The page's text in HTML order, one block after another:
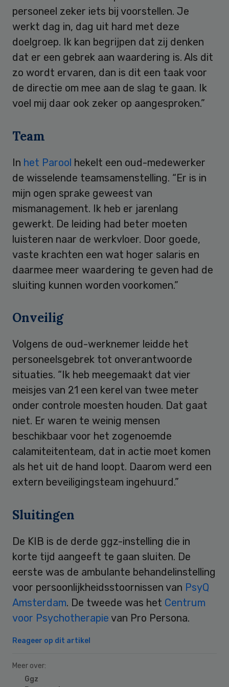
personeel zeker iets bij voorstellen. Je
werkt dag in, dag uit hard met deze
doelgroep. Ik kan begrijpen dat zij denken
dat er een gebrek aan waardering is. Als dit
zo wordt ervaren, dan is dit een taak voor
de directie om mee aan de slag te gaan. Ik
voel mij daar ook zeker op aangesproken.”
Team
In het Parool hekelt een oud-medewerker
de wisselende teamsamenstelling. “Er is in
mijn ogen sprake geweest van
mismanagement. Ik heb er jarenlang
gewerkt. De leiding had beter moeten
luisteren naar de werkvloer. Door goede,
vaste krachten een wat hoger salaris en
daarmee meer waardering te geven had de
sluiting kunnen worden voorkomen.”
Onveilig
Volgens de oud-werknemer leidde het
personeelsgebrek tot onverantwoorde
situaties. “Ik heb meegemaakt dat vier
meisjes van 21 een kerel van twee meter
onder controle moesten houden. Dat gaat
niet. Er waren te weinig mensen
beschikbaar voor het zogenoemde
calamiteitenteam, dat in actie moet komen
als het uit de hand loopt. Daarom werd een
extern beveiligingsteam ingehuurd.”
Sluitingen
De KIB is de derde ggz-instelling die in
korte tijd aangeeft te gaan sluiten. De
eerste was de ambulante behandelinstelling
voor persoonlijkheidsstoornissen van PsyQ
Amsterdam. De tweede was het Centrum
voor Psychotherapie van Pro Persona.
Reageer op dit artikel
Meer over:
Ggz